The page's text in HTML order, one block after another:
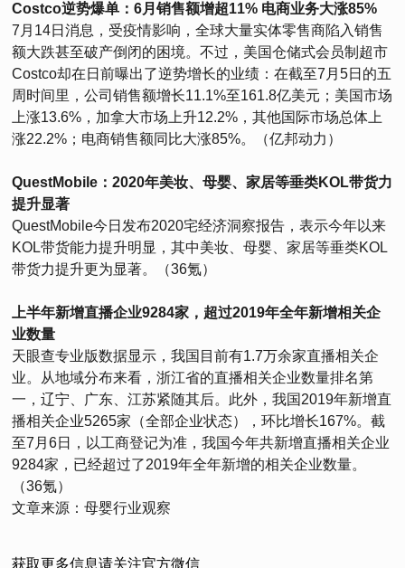
Costco逆势爆单：6月销售额增超11% 电商业务大涨85%
7月14日消息，受疫情影响，全球大量实体零售商陷入销售
额大跌甚至破产倒闭的困境。不过，美国仓储式会员制超市
Costco却在日前曝出了逆势增长的业绩：在截至7月5日的五
周时间里，公司销售额增长11.1%至161.8亿美元；美国市场
上涨13.6%，加拿大市场上升12.2%，其他国际市场总体上
涨22.2%；电商销售额同比大涨85%。（亿邦动力）
QuestMobile：2020年美妆、母婴、家居等垂类KOL带货力
提升显著
QuestMobile今日发布2020宅经济洞察报告，表示今年以来
KOL带货能力提升明显，其中美妆、母婴、家居等垂类KOL
带货力提升更为显著。（36氪）
上半年新增直播企业9284家，超过2019年全年新增相关企
业数量
天眼查专业版数据显示，我国目前有1.7万余家直播相关企
业。从地域分布来看，浙江省的直播相关企业数量排名第
一，辽宁、广东、江苏紧随其后。此外，我国2019年新增直
播相关企业5265家（全部企业状态），环比增长167%。截
至7月6日，以工商登记为准，我国今年共新增直播相关企业
9284家，已经超过了2019年全年新增的相关企业数量。
（36氪）
文章来源：母婴行业观察
获取更多信息请关注官方微信